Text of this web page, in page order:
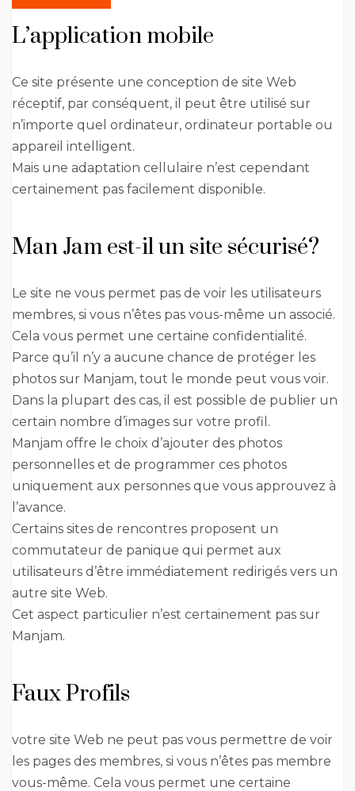
L’application mobile
Ce site présente une conception de site Web
réceptif, par conséquent, il peut être utilisé sur
n’importe quel ordinateur, ordinateur portable ou
appareil intelligent.
Mais une adaptation cellulaire n’est cependant
certainement pas facilement disponible.
Man Jam est-il un site sécurisé?
Le site ne vous permet pas de voir les utilisateurs
membres, si vous n’êtes pas vous-même un associé.
Cela vous permet une certaine confidentialité.
Parce qu’il n’y a aucune chance de protéger les
photos sur Manjam, tout le monde peut vous voir.
Dans la plupart des cas, il est possible de publier un
certain nombre d’images sur votre profil.
Manjam offre le choix d’ajouter des photos
personnelles et de programmer ces photos
uniquement aux personnes que vous approuvez à
l’avance.
Certains sites de rencontres proposent un
commutateur de panique qui permet aux
utilisateurs d’être immédiatement redirigés vers un
autre site Web.
Cet aspect particulier n’est certainement pas sur
Manjam.
Faux Profils
votre site Web ne peut pas vous permettre de voir
les pages des membres, si vous n’êtes pas membre
vous-même. Cela vous permet une certaine